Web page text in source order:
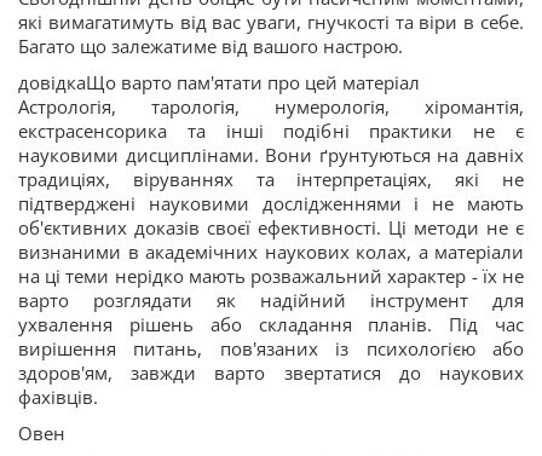
які вимагатимуть від вас уваги, гнучкості та віри в себе.
Багато що залежатиме від вашого настрою.
довідкаЩо варто пам'ятати про цей матеріал
Астрологія, тарологія, нумерологія, хіромантія,
екстрасенсорика та інші подібні практики не є
науковими дисциплінами. Вони ґрунтуються на давніх
традиціях, віруваннях та інтерпретаціях, які не
підтверджені науковими дослідженнями і не мають
об'єктивних доказів своєї ефективності. Ці методи не є
визнаними в академічних наукових колах, а матеріали
на ці теми нерідко мають розважальний характер - їх не
варто розглядати як надійний інструмент для
ухвалення рішень або складання планів. Під час
вирішення питань, пов'язаних із психологією або
здоров'ям, завжди варто звертатися до наукових
фахівців.
Овен